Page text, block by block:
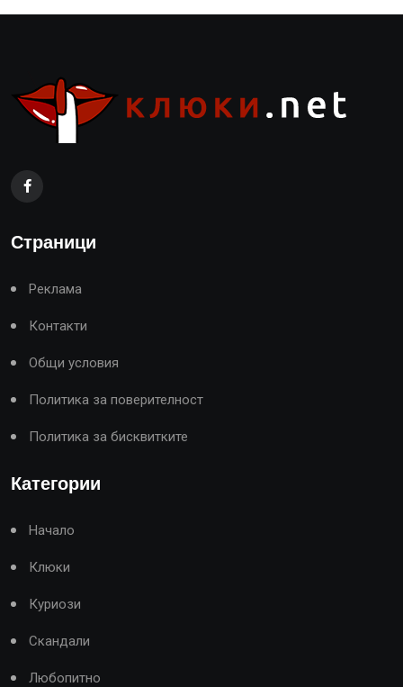
Страници
Реклама
Контакти
Общи условия
Политика за поверителност
Политика за бисквитките
Категории
Начало
Клюки
Куриози
Скандали
Любопитно